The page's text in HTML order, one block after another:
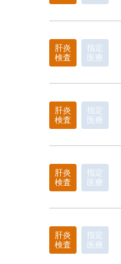
肝炎
検査
指定
医療
肝炎
検査
指定
医療
肝炎
検査
指定
医療
肝炎
検査
指定
医療